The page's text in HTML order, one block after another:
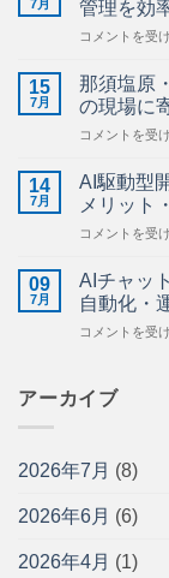
の
お
ら
せ】
7月
管理を効
建
業
の
AI
活
ガ
｜
工
管
図
理・
管
効
化
コメントを受
15
7月
那須塩原
の現場に
那
塩
原・
栃
木
北
の
AI・
DX
支
中
小
業
現
コメントを受
14
7月
AI駆動型
メリット
AI
動
型
開
発
は？
発
の
い・
コメントを受
09
7月
AIチャッ
自動化・
AI
ッ
ト
ト
入
イ
コメントを受
アーカイブ
2026年7月 (8)
2026年6月 (6)
2026年4月 (1)